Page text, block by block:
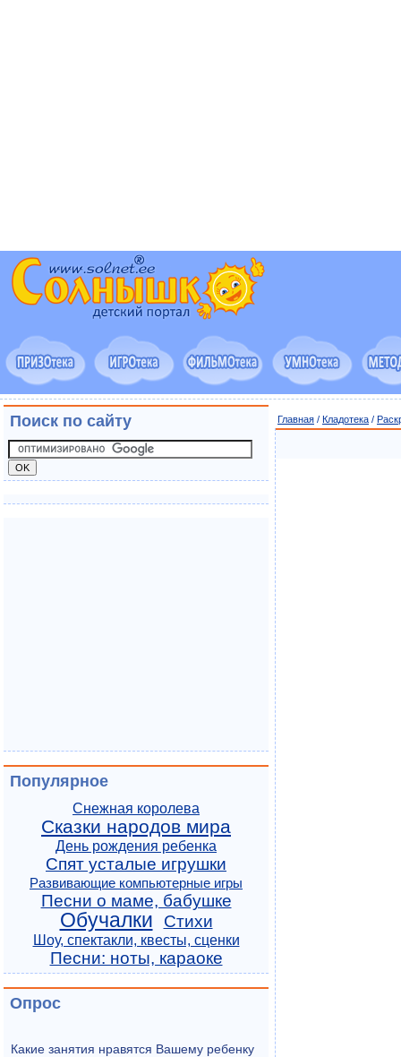
Главная / Кладотека /
Поиск по сайту
Популярное
Снежная королева
Сказки народов мира
День рождения ребенка
Спят усталые игрушки
Развивающие компьютерные игры
Песни о маме, бабушке
Обучалки Стихи
Шоу, спектакли, квесты, сценки
Песни: ноты, караоке
Опрос
Какие занятия нравятся Вашему ребенку